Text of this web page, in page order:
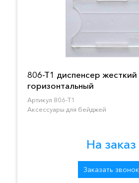
806-T1 диспенсер жесткий
горизонтальный
Артикул 806-T1
Аксессуары для бейджей
На заказ
Заказать звонок